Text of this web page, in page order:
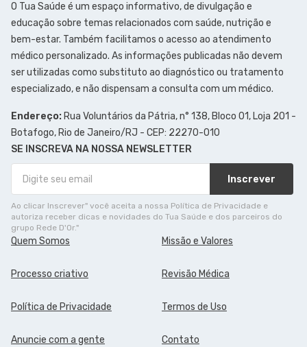
O Tua Saúde é um espaço informativo, de divulgação e
educação sobre temas relacionados com saúde, nutrição e
bem-estar. Também facilitamos o acesso ao atendimento
médico personalizado. As informações publicadas não devem
ser utilizadas como substituto ao diagnóstico ou tratamento
especializado, e não dispensam a consulta com um médico.
Endereço: Rua Voluntários da Pátria, n° 138, Bloco 01, Loja 201 -
Botafogo, Rio de Janeiro/RJ - CEP: 22270-010
SE INSCREVA NA NOSSA NEWSLETTER
Inscrever
Ao clicar Inscrever" você aceita a nossa Política de Privacidade e
autoriza receber dicas e novidades do Tua Saúde e dos parceiros do
grupo Rede D'Or."
Quem Somos Missão e Valores
Processo criativo Revisão Médica
Política de Privacidade Termos de Uso
Anuncie com a gente Contato